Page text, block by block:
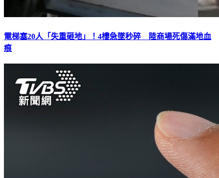
電梯塞20人「失重砸地」！4樓急墜秒碎 陸商場死傷滿地血
痕